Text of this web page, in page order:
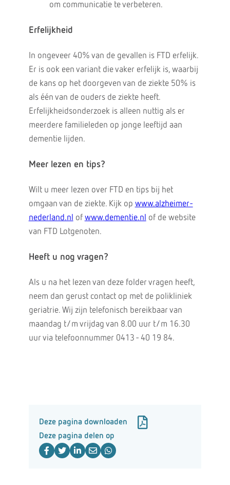
om communicatie te verbeteren.
Erfelijkheid
In ongeveer 40% van de gevallen is FTD erfelijk.
Er is ook een variant die vaker erfelijk is, waarbij
de kans op het doorgeven van de ziekte 50% is
als één van de ouders de ziekte heeft.
Erfelijkheidsonderzoek is alleen nuttig als er
meerdere familieleden op jonge leeftijd aan
dementie lijden.
Meer lezen en tips?
Wilt u meer lezen over FTD en tips bij het
omgaan van de ziekte. Kijk op www.alzheimer-
nederland.nl of www.dementie.nl of de website
van FTD Lotgenoten.
Heeft u nog vragen?
Als u na het lezen van deze folder vragen heeft,
neem dan gerust contact op met de polikliniek
geriatrie. Wij zijn telefonisch bereikbaar van
maandag t/m vrijdag van 8.00 uur t/m 16.30
uur via telefoonnummer 0413 - 40 19 84.
Deze pagina downloaden
Deze pagina delen op